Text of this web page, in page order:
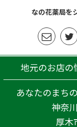
なの花薬局を
地元のお店の
あなたのまち
神奈
厚木